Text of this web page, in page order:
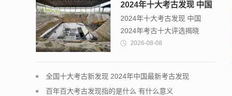
2024年十大考古发现 中国
2024年考古十大评选揭晓
2024年十大考古发现 中国
2024年考古十大评选揭晓
2026-08-08
全国十大考古新发现 2024年中国最新考古发现
百年百大考古发现指的是什么 有什么意义